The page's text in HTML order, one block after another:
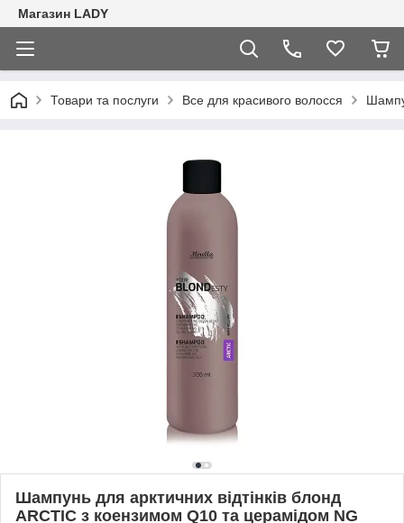
Магазин LADY
Товари та послуги Все для красивого волосся
Шампунь для арктичних відтінків блонд
ARCTIC з коензимом Q10 та церамідом NG